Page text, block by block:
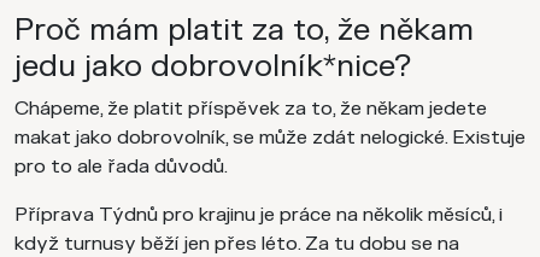
Proč mám platit za to, že někam
jedu jako dobrovolník*nice?
Chápeme, že platit příspěvek za to, že někam jedete
makat jako dobrovolník, se může zdát nelogické. Existuje
pro to ale řada důvodů.
Příprava Týdnů pro krajinu je práce na několik měsíců, i
když turnusy běží jen přes léto. Za tu dobu se na